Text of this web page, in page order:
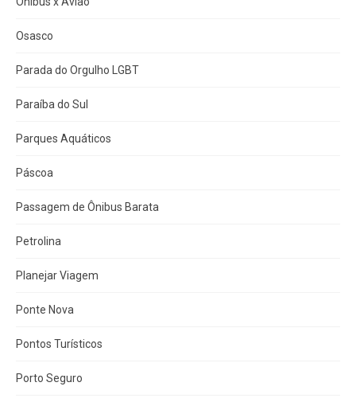
Osasco
Parada do Orgulho LGBT
Paraíba do Sul
Parques Aquáticos
Páscoa
Passagem de Ônibus Barata
Petrolina
Planejar Viagem
Ponte Nova
Pontos Turísticos
Porto Seguro